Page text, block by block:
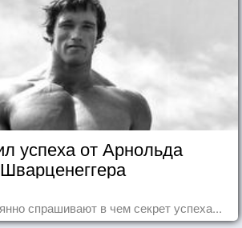
успеха от Арнольда
Шварценеггера
спрашивают в чем секрет успеха...